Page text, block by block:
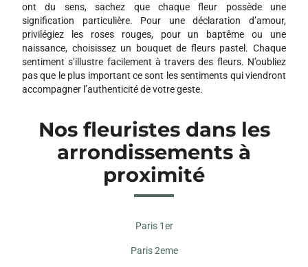
ont du sens, sachez que chaque fleur possède une
signification particulière. Pour une déclaration d’amour,
privilégiez les roses rouges, pour un baptême ou une
naissance, choisissez un bouquet de fleurs pastel. Chaque
sentiment s’illustre facilement à travers des fleurs. N’oubliez
pas que le plus important ce sont les sentiments qui viendront
accompagner l’authenticité de votre geste.
Nos fleuristes dans les
arrondissements à
proximité
Paris 1er
Paris 2eme